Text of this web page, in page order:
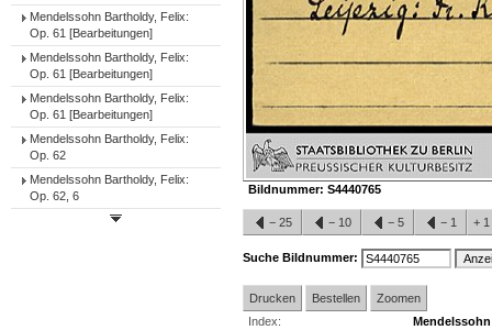
Mendelssohn Bartholdy, Felix:
Op. 61 [Bearbeitungen]
Mendelssohn Bartholdy, Felix:
Op. 61 [Bearbeitungen]
Mendelssohn Bartholdy, Felix:
Op. 61 [Bearbeitungen]
Mendelssohn Bartholdy, Felix:
Op. 62
Mendelssohn Bartholdy, Felix:
Op. 62, 6
Bildnummer:S4440765
− 25 − 10 − 5 − 1 +
Suche Bildnummer:
Drucken Bestellen
Zoomen
Index: